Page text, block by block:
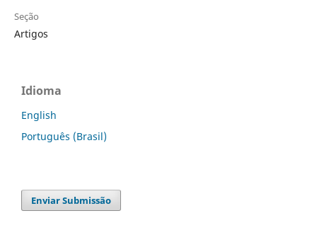
Seção
Artigos
Idioma
English
Português (Brasil)
Enviar Submissão